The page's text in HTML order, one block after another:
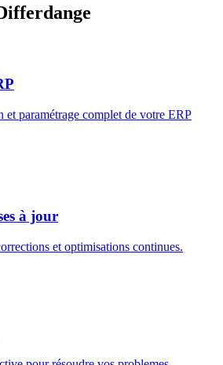
paramétrage complet de votre ERP
à jour
et optimisations continues.